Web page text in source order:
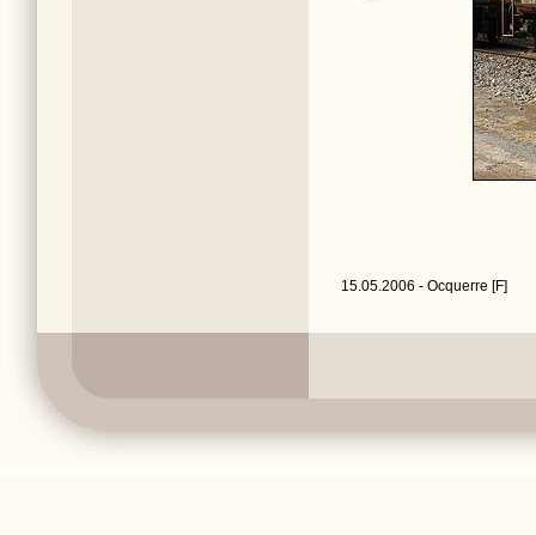
15.05.2006 - Ocquerre [F]